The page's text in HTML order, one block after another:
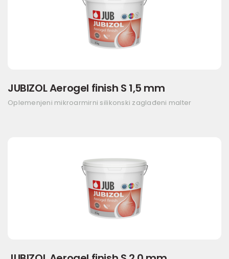
JUBIZOL Aerogel finish S 1,5 mm
Oplemenjeni mikroarmirni silikonski zaglađeni malter